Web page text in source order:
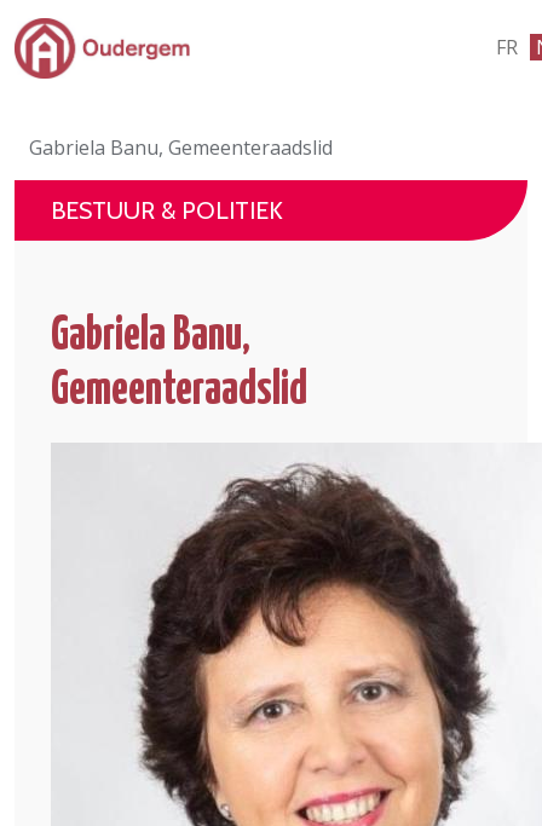
Ga naar de hoofdinhoud FR
Evenementen & Verenigingen
eLoket
In 1 klik
Gabriela Banu, Gemeenteraadslid
BESTUUR & POLITIEK
Gabriela Banu,
Gemeenteraadslid